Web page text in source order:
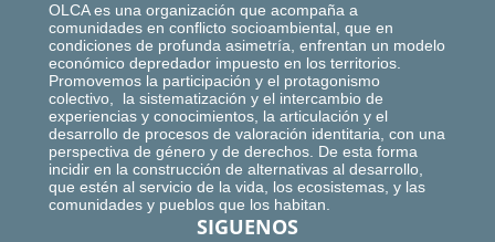
OLCA es una organización que acompaña a
comunidades en conflicto socioambiental, que en
condiciones de profunda asimetría, enfrentan un modelo
económico depredador impuesto en los territorios.
Promovemos la participación y el protagonismo
colectivo, la sistematización y el intercambio de
experiencias y conocimientos, la articulación y el
desarrollo de procesos de valoración identitaria, con una
perspectiva de género y de derechos. De esta forma
incidir en la construcción de alternativas al desarrollo,
que estén al servicio de la vida, los ecosistemas, y las
comunidades y pueblos que los habitan.
SIGUENOS